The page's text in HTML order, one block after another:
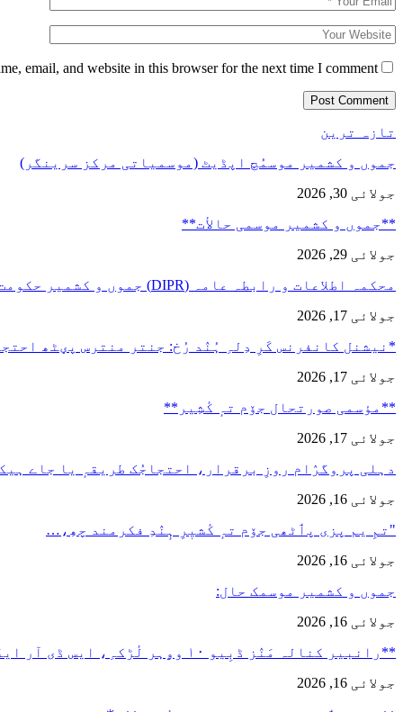
email, and website in this browser for the next time I comment.
تازہ ترین
جموں و کشمیر موسمُچ اپڈیٹ (موسمیاتی مرکز سرینگر)
جولائی 30, 2026
**جموں و كشمیر موسمی حالأت**
جولائی 29, 2026
محکمہ اطلاعات و رابطہ عامہ (DIPR) جموں و کشمیر حکومت طرفہ…
جولائی 17, 2026
*نیشنل کانفرنس کَرِ دِلہِ ہُنٛد رُخ: جنتر منترس پؠٹھ
جولائی 17, 2026
**مؤسمی صورتحال جۆم تہٕ کٔشِیر**
جولائی 17, 2026
دہلی پروگرٛام روزِ برقرار، احتجاجُک طریقہٕ یا جاے
جولائی 16, 2026
"تمِ یم پزی پٲٹھی جۆم تہٕ کٔشیٖرِ ہٕنٛدِ فکرمند چھِ،…
جولائی 16, 2026
جموں و کشمیر موسمک حال:
جولائی 16, 2026
**رانبیر کنالہ مَنٛز ڈبِیو ۱۰ وۄہر لٔڑکہِ، ایس ڈی آر ایفَن…
جولائی 16, 2026